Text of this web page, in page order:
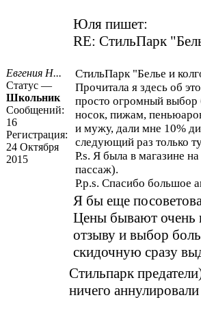
Евгения Н...
Статус —
Школьник
Сообщений:
16
Регистрация:
24 Октября
2015
Юля пишет:
RE: СтильПарк
СтильПарк "Белье и
Прочитала я здесь об
просто огромный выбор
носок, пижам,
и мужу, дали мне 10%
следующий раз только
P.s. Я была в магазине
пассаж).
P.p.s. Спасибо большое
Я бы еще
Цены бывают очень
отзыву и выбор
скидочную сразу
Стильпарк
ничего